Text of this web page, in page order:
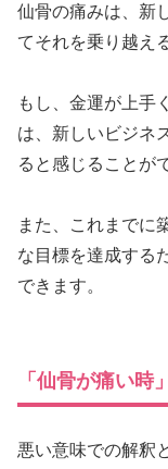
仙骨の痛みは、新
てそれを乗り越え
もし、金運が上手
は、新しいビジネ
ると感じることが
また、これまでに
な目標を達成する
できます。
「仙骨が痛い時
悪い意味での解釈